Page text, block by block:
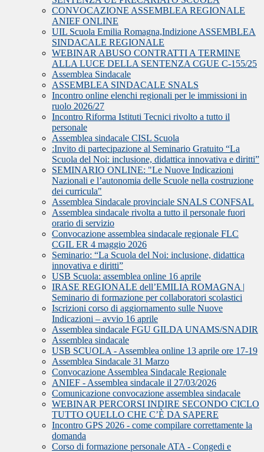
CONVOCAZIONE ASSEMBLEA REGIONALE
ANIEF ONLINE
UIL Scuola Emilia Romagna,Indizione ASSEMBLEA
SINDACALE REGIONALE
WEBINAR ABUSO CONTRATTI A TERMINE
ALLA LUCE DELLA SENTENZA CGUE C‑155/25
Assemblea Sindacale
ASSEMBLEA SINDACALE SNALS
Incontro online elenchi regionali per le immissioni in
ruolo 2026/27
Incontro Riforma Istituti Tecnici rivolto a tutto il
personale
Assemblea sindacale CISL Scuola
:Invito di partecipazione al Seminario Gratuito “La
Scuola del Noi: inclusione, didattica innovativa e diritti”
SEMINARIO ONLINE: "Le Nuove Indicazioni
Nazionali e l’autonomia delle Scuole nella costruzione
dei curricula"
Assemblea Sindacale provinciale SNALS CONFSAL
Assemblea sindacale rivolta a tutto il personale fuori
orario di servizio
Convocazione assemblea sindacale regionale FLC
CGIL ER 4 maggio 2026
Seminario: “La Scuola del Noi: inclusione, didattica
innovativa e diritti”
USB Scuola: assemblea online 16 aprile
IRASE REGIONALE dell’EMILIA ROMAGNA |
Seminario di formazione per collaboratori scolastici
Iscrizioni corso di aggiornamento sulle Nuove
Indicazioni – avvio 16 aprile
Assemblea sindacale FGU GILDA UNAMS/SNADIR
Assemblea sindacale
USB SCUOLA - Assemblea online 13 aprile ore 17-19
Assemblea Sindacale 31 Marzo
Convocazione Assemblea Sindacale Regionale
ANIEF - Assemblea sindacale il 27/03/2026
Comunicazione convocazione assemblea sindacale
WEBINAR PERCORSI INDIRE SECONDO CICLO
TUTTO QUELLO CHE C’È DA SAPERE
Incontro GPS 2026 - come compilare correttamente la
domanda
Corso di formazione personale ATA - Congedi e